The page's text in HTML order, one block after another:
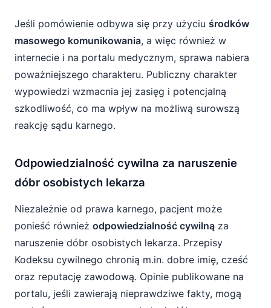
Jeśli pomówienie odbywa się przy użyciu środków
masowego komunikowania, a więc również w
internecie i na portalu medycznym, sprawa nabiera
poważniejszego charakteru. Publiczny charakter
wypowiedzi wzmacnia jej zasięg i potencjalną
szkodliwość, co ma wpływ na możliwą surowszą
reakcję sądu karnego.
Odpowiedzialność cywilna za naruszenie
dóbr osobistych lekarza
Niezależnie od prawa karnego, pacjent może
ponieść również odpowiedzialność cywilną za
naruszenie dóbr osobistych lekarza. Przepisy
Kodeksu cywilnego chronią m.in. dobre imię, cześć
oraz reputację zawodową. Opinie publikowane na
portalu, jeśli zawierają nieprawdziwe fakty, mogą